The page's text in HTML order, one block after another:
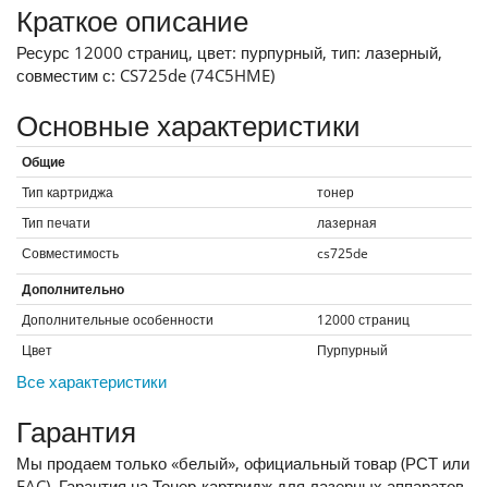
Краткое описание
Ресурс 12000 страниц, цвет: пурпурный, тип: лазерный,
совместим с: CS725de (74C5HME)
Основные характеристики
Общие
Тип картриджа
тонер
Тип печати
лазерная
Совместимость
cs725de
Дополнительно
Дополнительные особенности
12000 страниц
Цвет
Пурпурный
Все характеристики
Гарантия
Мы продаем только «белый», официальный товар (РСТ или